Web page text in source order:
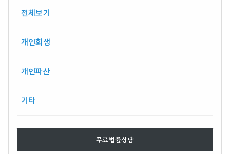
전체보기
개인회생
개인파산
기타
무료법률상담